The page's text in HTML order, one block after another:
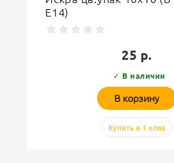
Е14)
25 р.
✓ В наличии
В корзину
Купить в 1 клик